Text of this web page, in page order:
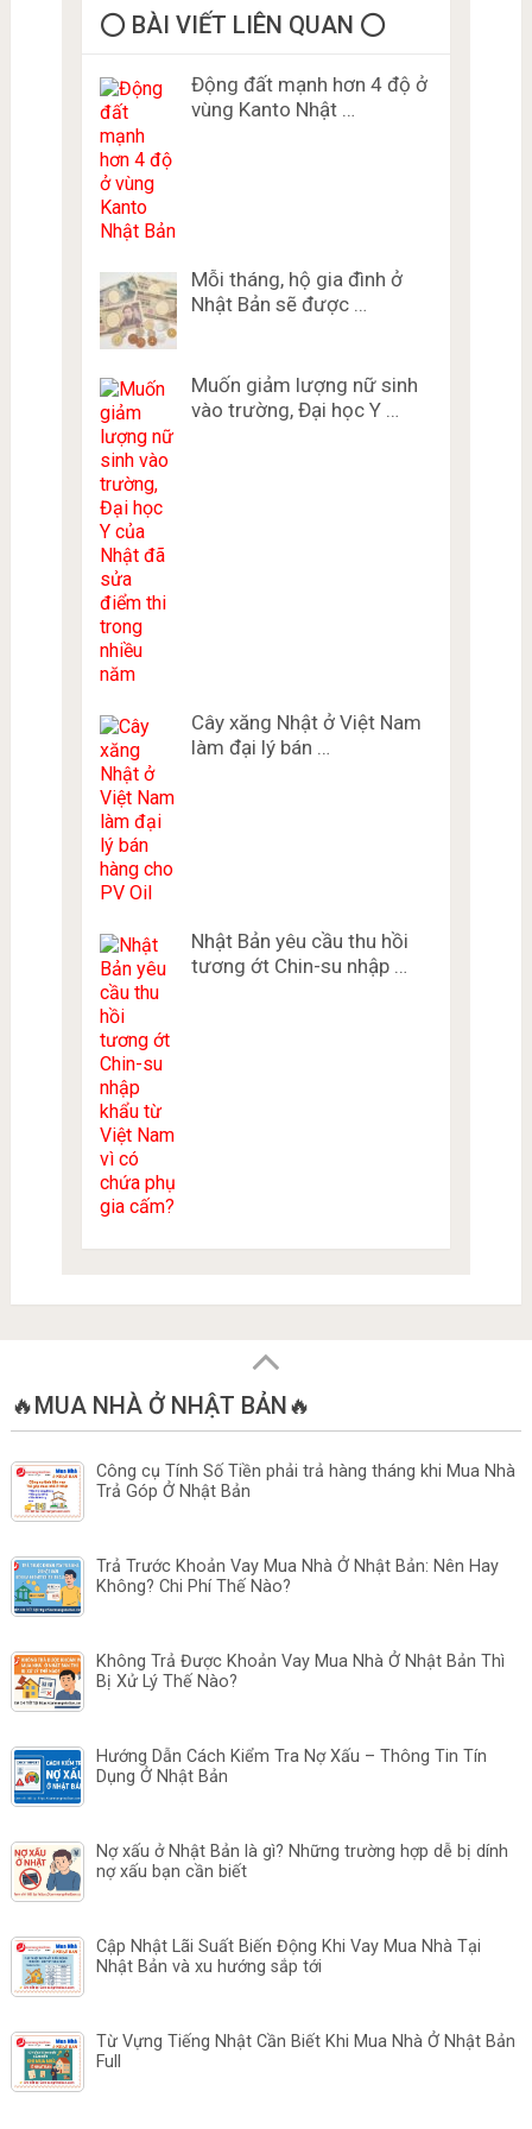
⭕️ BÀI VIẾT LIÊN QUAN ⭕️
Động đất mạnh hơn 4 độ ở
vùng Kanto Nhật …
Mỗi tháng, hộ gia đình ở
Nhật Bản sẽ được …
Muốn giảm lượng nữ sinh
vào trường, Đại học Y …
Cây xăng Nhật ở Việt Nam
làm đại lý bán …
Nhật Bản yêu cầu thu hồi
tương ớt Chin-su nhập …
🔥MUA NHÀ Ở NHẬT BẢN🔥
Công cụ Tính Số Tiền phải trả hàng tháng khi Mua Nhà
Trả Góp Ở Nhật Bản
Trả Trước Khoản Vay Mua Nhà Ở Nhật Bản: Nên Hay
Không? Chi Phí Thế Nào?
Không Trả Được Khoản Vay Mua Nhà Ở Nhật Bản Thì
Bị Xử Lý Thế Nào?
Hướng Dẫn Cách Kiểm Tra Nợ Xấu – Thông Tin Tín
Dụng Ở Nhật Bản
Nợ xấu ở Nhật Bản là gì? Những trường hợp dễ bị dính
nợ xấu bạn cần biết
Cập Nhật Lãi Suất Biến Động Khi Vay Mua Nhà Tại
Nhật Bản và xu hướng sắp tới
Từ Vựng Tiếng Nhật Cần Biết Khi Mua Nhà Ở Nhật Bản
Full